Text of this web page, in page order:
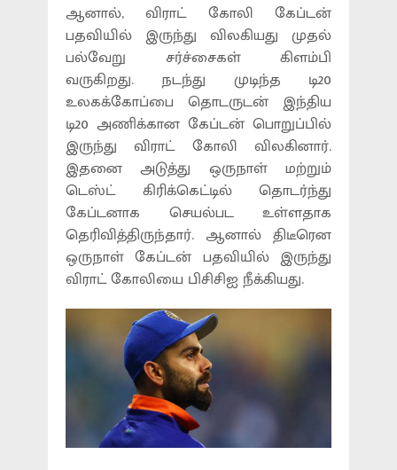
ஆனால், விராட் கோலி கேப்டன்
பதவியில் இருந்து விலகியது முதல்
பல்வேறு சர்ச்சைகள் கிளம்பி
வருகிறது. நடந்து முடிந்த டி20
உலகக்கோப்பை தொடருடன் இந்திய
டி20 அணிக்கான கேப்டன் பொறுப்பில்
இருந்து விராட் கோலி விலகினார்.
இதனை அடுத்து ஒருநாள் மற்றும்
டெஸ்ட் கிரிக்கெட்டில் தொடர்ந்து
கேப்டனாக செயல்பட உள்ளதாக
தெரிவித்திருந்தார். ஆனால் திடீரென
ஒருநாள் கேப்டன் பதவியில் இருந்து
விராட் கோலியை பிசிசிஐ நீக்கியது.